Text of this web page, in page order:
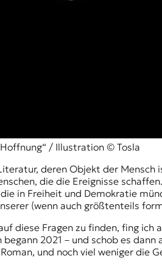
/ Illustration © Tosla
die die Ereignisse schaffen.
in Freiheit und Demokratie
(wenn auch größtenteils
diese Fragen zu finden, fing ich
2021 – und schob es
und noch viel weniger die